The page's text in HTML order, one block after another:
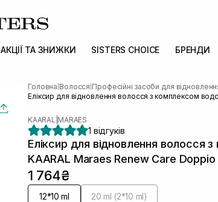
АКЦІЇ ТА ЗНИЖКИ SISTERS CHOICE БРЕНДИ
Головна Волосся Професійні засоби для
Еліксир для відновлення волосся з комплексом
KAARAL MARAES
1 відгуків
Еліксир для відновлення волосся
KAARAL Maraes Renew Care Doppio
1 764₴
12*10 ml 20 ml (2*10 ml)